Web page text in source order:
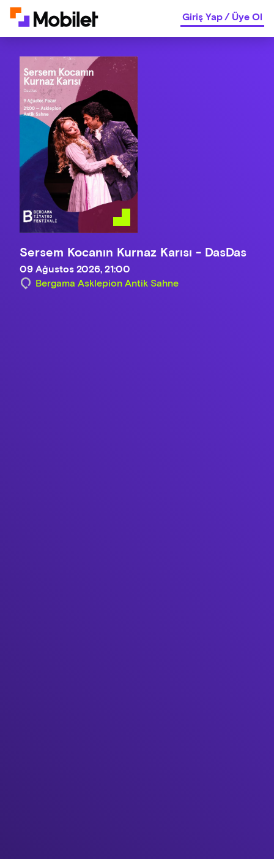
Giriş Yap/Üye Ol
Sersem Kocanın Kurnaz Karısı - DasDas
09 Ağustos 2026, 21:00
Bergama Asklepion Antik Sahne